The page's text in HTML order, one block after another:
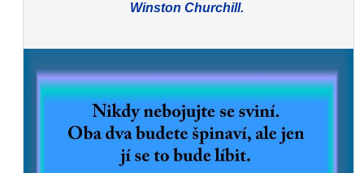
Winston Churchill.